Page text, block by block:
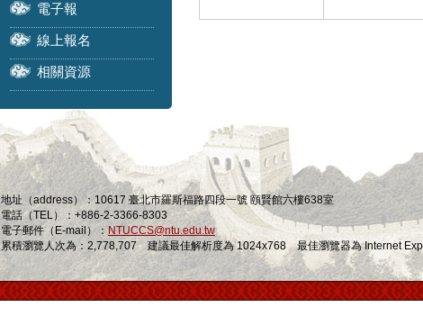
電子報
線上報名
相關資源
地址（address）：10617 臺北市羅斯福路四段一號 頤賢館六樓638室
電話（TEL）：+886-2-3366-8303
電子郵件（E-mail）： NTUCCS@ntu.edu.tw
累積瀏覽人次為：2,778,707 建議最佳解析度為 1024x768 最佳瀏覽器為 Internet